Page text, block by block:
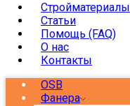
Стройматериалы
Статьи
Помощь (FAQ)
О нас
Контакты
OSB
Фанера